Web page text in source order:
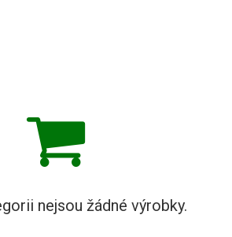
nejsou žádné výrobky.